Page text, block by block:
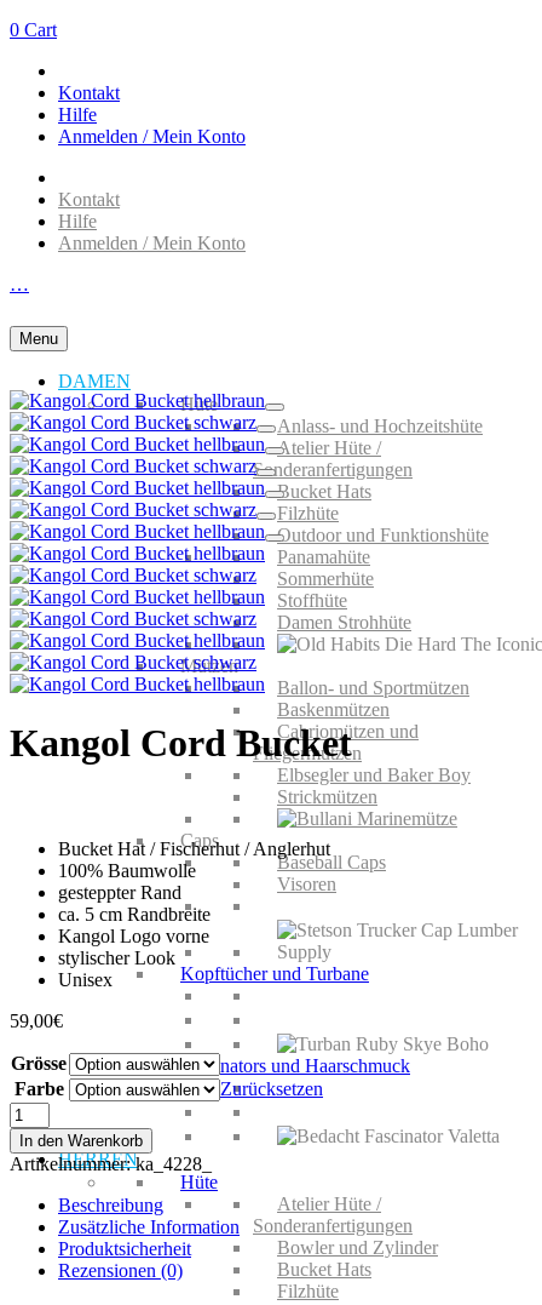
0 Cart
Kontakt
Hilfe
Anmelden / Mein Konto
Kontakt
Hilfe
Anmelden / Mein Konto
…
Menu
DAMEN
Hüte
Anlass- und Hochzeitshüte
Atelier Hüte /
Sonderanfertigungen
Bucket Hats
Filzhüte
Outdoor und Funktionshüte
Panamahüte
Sommerhüte
Stoffhüte
Damen Strohhüte
Mützen
Ballon- und Sportmützen
Baskenmützen
Cabriomützen und
Fliegermützen
Elbsegler und Baker Boy
Strickmützen
Caps
Baseball Caps
Visoren
Kopftücher und Turbane
Fascinators und Haarschmuck
HERREN
Hüte
Atelier Hüte /
Sonderanfertigungen
Bowler und Zylinder
Bucket Hats
Filzhüte
Kangol Cord Bucket
Bucket Hat / Fischerhut / Anglerhut
100% Baumwolle
gesteppter Rand
ca. 5 cm Randbreite
Kangol Logo vorne
stylischer Look
Unisex
59,00€
Grösse
Farbe
Zurücksetzen
Kangol
Cord
Bucket
Menge
In den Warenkorb
Artikelnummer:ka_4228_
Beschreibung
Zusätzliche Information
Produktsicherheit
Rezensionen (0)